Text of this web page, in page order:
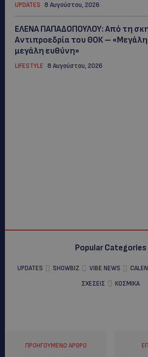
UPDATES 8 Αυγούστου, 2026
ΕΛΕΝΑ ΠΑΠΑΔΟΠΟΥΛΟΥ: Από τη
Αντιπροεδρία του ΘΟΚ – «Μεγάλη
μεγάλη ευθύνη»
LIFESTYLE 8 Αυγούστου, 2026
Popular Categories
UPDATES SHOWBIZ VIBE NEWS
ΣΧΕΣΕΙΣ
ΚΟΣΜΙΚΑ
ΠΡΟΗΓΟΎΜΕΝΟ ΆΡΘΡΟ